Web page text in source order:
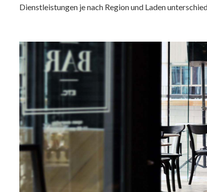
Dienstleistungen je nach Region und Laden